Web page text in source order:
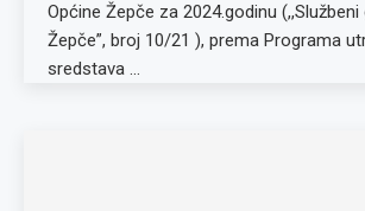
Općine Žepče za 2024.godinu (,,Službeni
Žepče”, broj 10/21 ), prema Programa
sredstava …